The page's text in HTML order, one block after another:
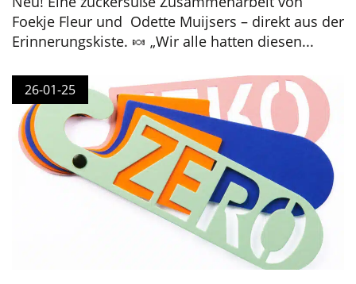
Foekje Fleur und Odette Muijsers – direkt aus der
Erinnerungskiste. 🍬 „Wir alle hatten diesen...
26-01-25